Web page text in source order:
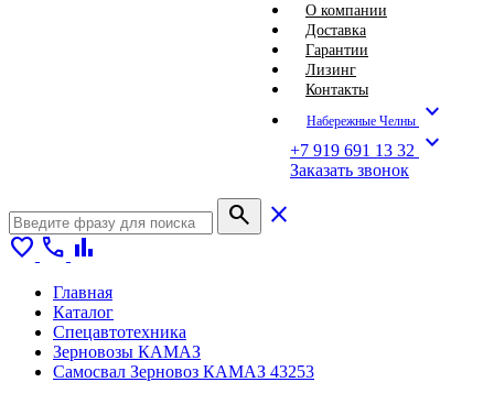
О компании
Доставка
Гарантии
Лизинг
Контакты
Набережные Челны expand_more
+7 919 691 13 32 expand_more
Заказать звонок
search
close
favorite call bar_chart
Главная
Каталог
Спецавтотехника
Зерновозы КАМАЗ
Самосвал Зерновоз КАМАЗ 43253